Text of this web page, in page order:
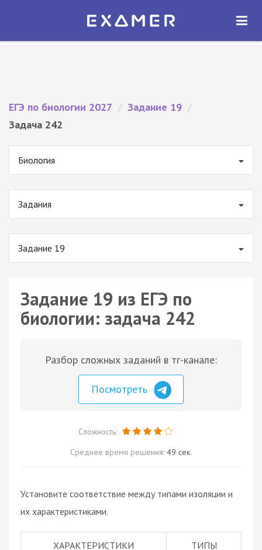
Экзамер — ЕГЭ 2027
ОТКРЫТЬ
ЕГЭ по биологии 2027 / Задание 19 /
Задача 242
Биология
Задания
Задание 19
Задание 19 из ЕГЭ по
биологии: задача 242
Разбор сложных заданий в тг-канале:
Посмотреть
Сложность:
Среднее время решения: 49 сек.
Установите соответствие между типами изоляции и
их характеристиками.
ХАРАКТЕРИСТИКИ
ТИПЫ